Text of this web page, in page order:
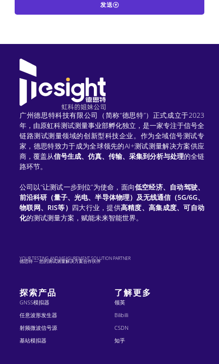
发送
广州德思特科技有限公司（简称“德思特”）正式成立于2023
年，由原虹科测试测量事业部孵化独立，是一家专注于信号全
链路测试测量领域的创新型科技企业。作为全域信号测试专
家，德思特致力于成为全球领先的AI+测试测量解决方案供应
商，覆盖从信号生成、仿真、传输、采集到分析与处理的全链
路环节。
公司以“让测试一步到位”为使命，面向低空经济、自动驾驶、
前沿科研（量子、光电、半导体物理）及无线通信（5G/6G、
物联网、RIS等） 四大行业，提供高精度、高集成度、可自动
化的测试测量方案，赋能未来智能世界。
德思特 — 您的测试测量解决方案合作伙伴
YOUR TESTING AND MEASUREMENT SOLUTION PARTNER
探索产品
GNSS模拟器
任意波形发生器
射频微波信号源
基站模拟器
了解更多
领英
Bilibilli
CSDN
知乎